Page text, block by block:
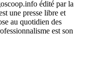
édité par la
une presse libre et
au quotidien des
est son